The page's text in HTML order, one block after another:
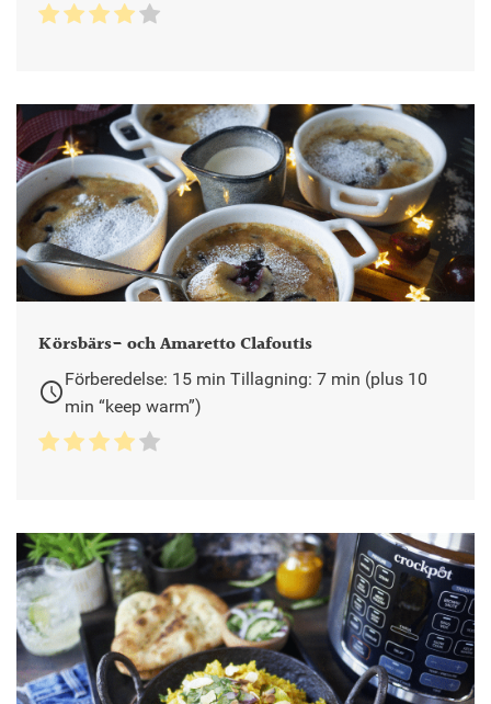
Körsbärs- och Amaretto Clafoutis
scheduleFörberedelse: 15 min Tillagning: 7 min (plus 10
min “keep warm”)